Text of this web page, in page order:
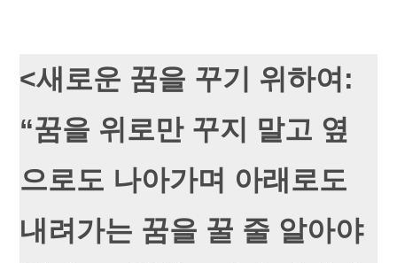
<새로운 꿈을 꾸기 위하여:
“꿈을 위로만 꾸지 말고 옆
으로도 나아가며 아래로도
내려가는 꿈을 꿀 줄 알아야